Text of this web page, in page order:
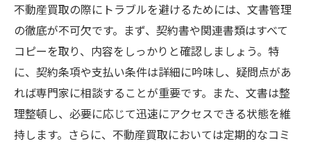
不動産買取の際にトラブルを避けるためには、文書管理
の徹底が不可欠です。まず、契約書や関連書類はすべて
コピーを取り、内容をしっかりと確認しましょう。特
に、契約条項や支払い条件は詳細に吟味し、疑問点があ
れば専門家に相談することが重要です。また、文書は整
理整頓し、必要に応じて迅速にアクセスできる状態を維
持します。さらに、不動産買取においては定期的なコミ